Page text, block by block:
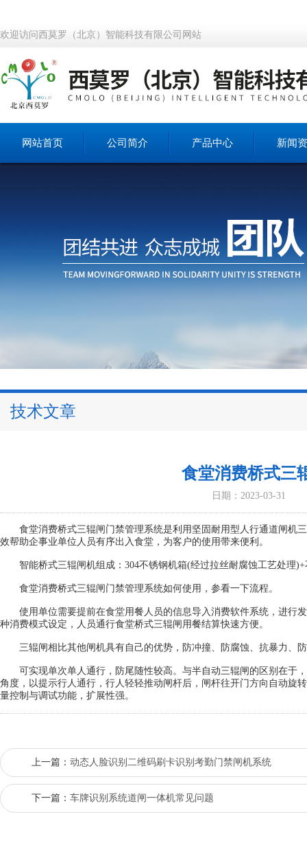
欢迎访问西莫罗（北京）智能科技有限公司网站
网站首页 公司简介 产品中心 新闻
技术文章
食堂消费桥式三
日期：2023-03-31
食堂消费桥式三辊闸门禁管理系统是利用坚固耐用型人行通道闸机
效帮助企事业单位人员有序出入食堂，为客户的使用带来便利。
智能桥式三辊闸机组成：304不锈钢机箱(经过拉丝耐腐蚀工艺处理)+
食堂消费桥式三辊闸门禁管理系统如何使用，参看一下流程。
使用单位需要提前在食堂用餐人员的信息导入消费软件系统，进行
种消费模式设定，人员通行食堂桥式三辊闸用餐结算快速方便。
三辊闸相比其他闸机具有自己的优势，防冲撞、防腐蚀、抗暴力、
可实现单次单人通行，防尾随性较高。与半自动三辊闸的区别在于
角度，以提示行人通行，行人轻轻推动闸杆后，闸杆往开门方向自动旋
量控制与调试功能，扩展性强。
上一篇： 动态人脸识别二维码刷卡识别考勤门禁闸机系统
下一篇： 车牌识别系统道闸一体机常见问题